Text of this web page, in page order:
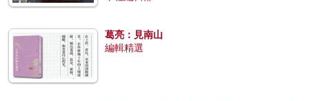
葛亮：見南山
編輯精選